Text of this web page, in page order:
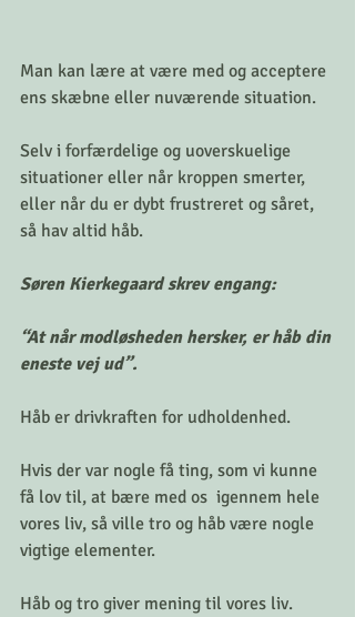
Man kan lære at være med og acceptere
ens skæbne eller nuværende situation.
Selv i forfærdelige og uoverskuelige
situationer eller når kroppen smerter,
eller når du er dybt frustreret og såret,
så hav altid håb.
Søren Kierkegaard skrev engang:
“At når modløsheden hersker, er håb din
eneste vej ud”.
Håb er drivkraften for udholdenhed.
Hvis der var nogle få ting, som vi kunne
få lov til, at bære med os  igennem hele
vores liv, så ville tro og håb være nogle
vigtige elementer.
Håb og tro giver mening til vores liv.